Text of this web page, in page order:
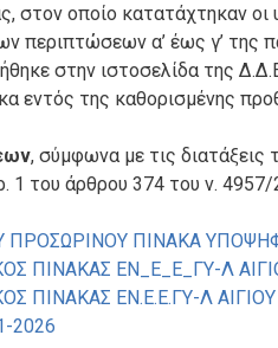
οποίο κατατάχτηκαν οι
περιπτώσεων α’ έως γ’ της
στην ιστοσελίδα της
εντός της καθορισμένης
, σύμφωνα με τις
1 του άρθρου 374 του ν. 4957/
ΠΙΝΑΚΑ
ΠΙΝΑΚΑΣ ΕΝ_Ε_Ε_ΓΥ-Λ
ΠΙΝΑΚΑΣ ΕΝ.Ε.Ε.ΓΥ-Λ ΑΙΓΙΟΥ
2026